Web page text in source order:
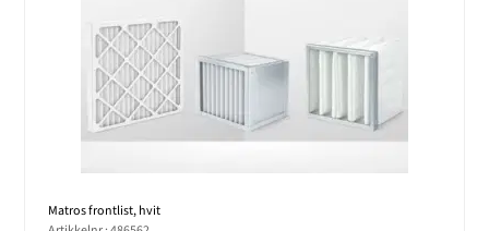
Matros frontlist, hvit